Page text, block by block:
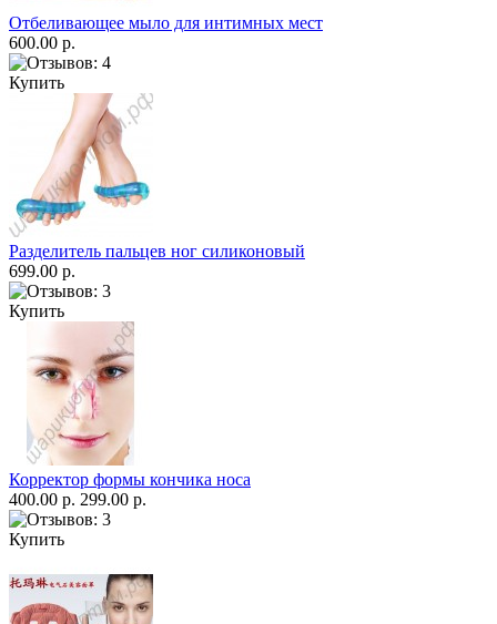
Отбеливающее мыло для интимных мест
600.00 р.
Купить
Разделитель пальцев ног силиконовый
699.00 р.
Купить
Корректор формы кончика носа
400.00 р. 299.00 р.
Купить